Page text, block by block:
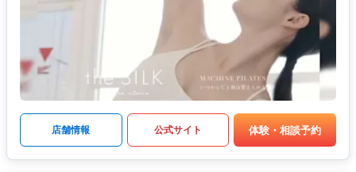
店舗情報 公式サイト 体験・相談予約